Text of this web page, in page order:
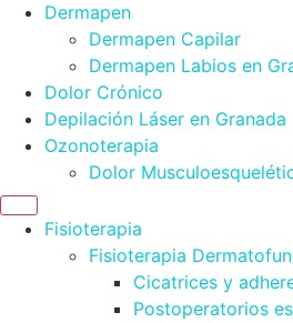
Dermapen
Dermapen Capilar
Dermapen Labios en
Dolor Crónico
Depilación Láser en Granada
Ozonoterapia
Dolor
Fisioterapia
Fisioterapia
Cicatrices y
Postoperatorios